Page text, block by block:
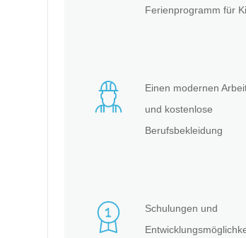
Ferienprogramm für
Einen modernen
und kostenlose
Berufsbekleidung
Schulungen und